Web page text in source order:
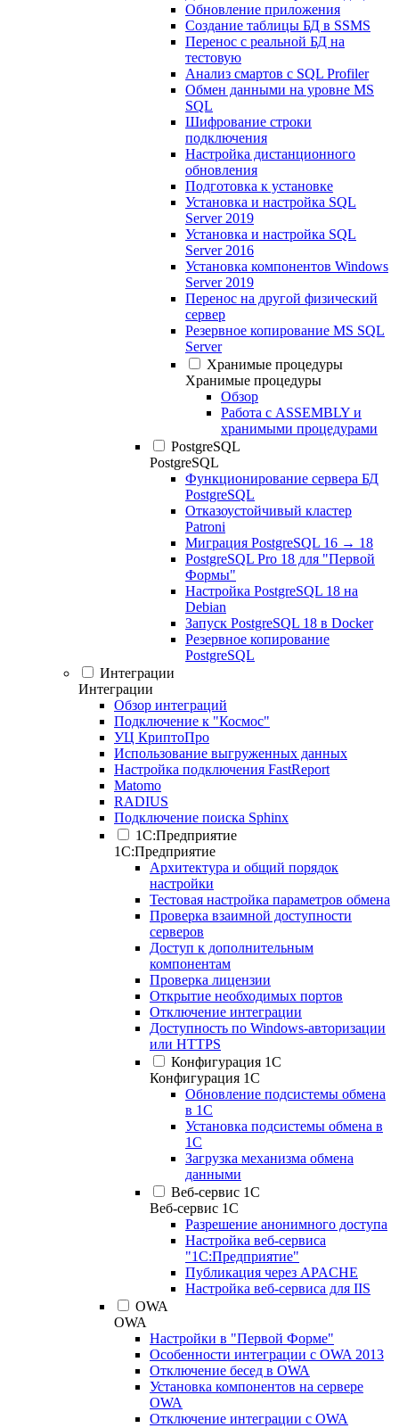
Обновление приложения
Создание таблицы БД в SSMS
Перенос с реальной БД на
тестовую
Анализ смартов с SQL Profiler
Обмен данными на уровне MS
SQL
Шифрование строки
подключения
Настройка дистанционного
обновления
Подготовка к установке
Установка и настройка SQL
Server 2019
Установка и настройка SQL
Server 2016
Установка компонентов Windows
Server 2019
Перенос на другой физический
сервер
Резервное копирование MS SQL
Server
Хранимые процедуры
Хранимые процедуры
Обзор
Работа с ASSEMBLY и
хранимыми процедурами
PostgreSQL
PostgreSQL
Функционирование сервера БД
PostgreSQL
Отказоустойчивый кластер
Patroni
Миграция PostgreSQL 16 → 18
PostgreSQL Pro 18 для "Первой
Формы"
Настройка PostgreSQL 18 на
Debian
Запуск PostgreSQL 18 в Docker
Резервное копирование
PostgreSQL
Интеграции
Интеграции
Обзор интеграций
Подключение к "Космос"
УЦ КриптоПро
Использование выгруженных данных
Настройка подключения FastReport
Matomo
RADIUS
Подключение поиска Sphinx
1С:Предприятие
1С:Предприятие
Архитектура и общий порядок
настройки
Тестовая настройка параметров обмена
Проверка взаимной доступности
серверов
Доступ к дополнительным
компонентам
Проверка лицензии
Открытие необходимых портов
Отключение интеграции
Доступность по Windows-авторизации
или HTTPS
Конфигурация 1С
Конфигурация 1С
Обновление подсистемы обмена
в 1С
Установка подсистемы обмена в
1С
Загрузка механизма обмена
данными
Веб-сервис 1С
Веб-сервис 1С
Разрешение анонимного доступа
Настройка веб-сервиса
"1С:Предприятие"
Публикация через APACHE
Настройка веб-сервиса для IIS
OWA
OWA
Настройки в "Первой Форме"
Особенности интеграции с OWA 2013
Отключение бесед в OWA
Установка компонентов на сервере
OWA
Отключение интеграции с OWA